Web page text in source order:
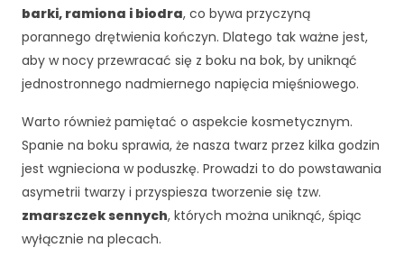
barki, ramiona i biodra, co bywa przyczyną
porannego drętwienia kończyn. Dlatego tak ważne jest,
aby w nocy przewracać się z boku na bok, by uniknąć
jednostronnego nadmiernego napięcia mięśniowego.
Warto również pamiętać o aspekcie kosmetycznym.
Spanie na boku sprawia, że nasza twarz przez kilka godzin
jest wgnieciona w poduszkę. Prowadzi to do powstawania
asymetrii twarzy i przyspiesza tworzenie się tzw.
zmarszczek sennych, których można uniknąć, śpiąc
wyłącznie na plecach.
d
zi
a
ł
ł
j
a
k
n
jl